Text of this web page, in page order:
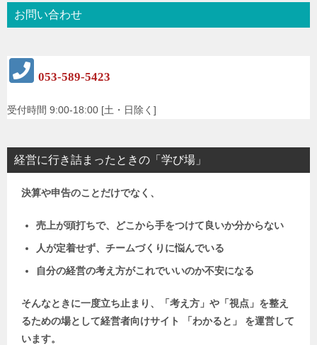
お問い合わせ
053-589-5423
受付時間 9:00-18:00 [土・日除く]
経営に行き詰まったときの「学び場」
決算や申告のことだけでなく、
売上が頭打ちで、どこから手をつけて良いか分からない
人が定着せず、チームづくりに悩んでいる
自分の経営の考え方がこれでいいのか不安になる
そんなときに一度立ち止まり、「考え方」や「視点」を整え
るための場として経営者向けサイト 「わかると」 を運営して
います。